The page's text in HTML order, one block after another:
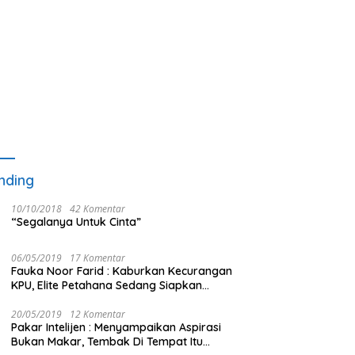
10/10/2018 42 Komentar
“Segalanya Untuk Cinta”
06/05/2019 17 Komentar
Fauka Noor Farid : Kaburkan Kecurangan
KPU, Elite Petahana Sedang Siapkan
20/05/2019 12 Komentar
Pakar Intelijen : Menyampaikan Aspirasi
Bukan Makar, Tembak Di Tempat Itu